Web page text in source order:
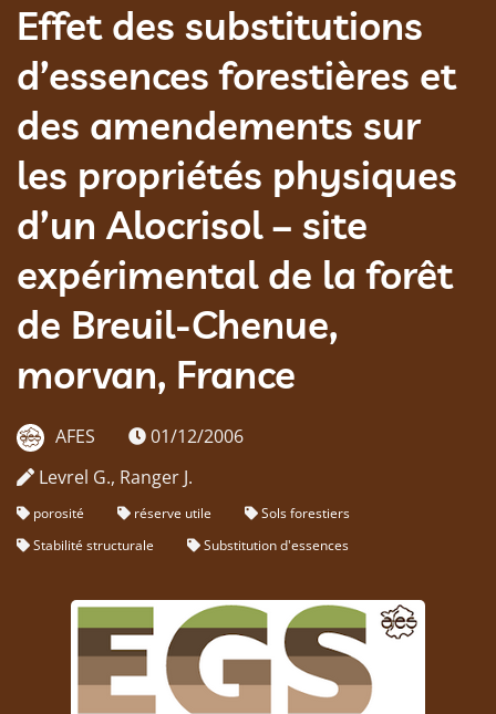
Effet des substitutions
d’essences forestières et
des amendements sur
les propriétés physiques
d’un Alocrisol – site
expérimental de la forêt
de Breuil-Chenue,
morvan, France
AFES
01/12/2006
Levrel G., Ranger J.
porosité réserve utile
Sols forestiers
Stabilité structurale
Substitution d'essences